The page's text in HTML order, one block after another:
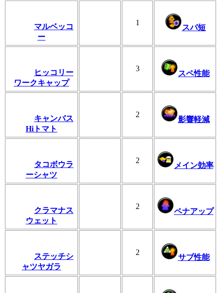
マルベッコ
ー
1
スパ短
ヒッコリー
ワークキャップ
3
スペ性能
キャンバス
Hiトマト
2
影響軽減
タコボウラ
ーシャツ
2
メイン効率
クラマナス
ウェット
2
ペナアップ
ステッチシ
ャツヤガラ
2
サブ性能